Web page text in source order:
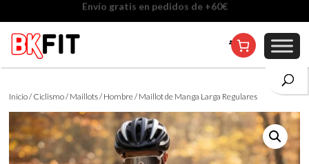
Cambio de talla incluido, excepto en personalizados
Inicio/ Ciclismo/ Maillots/ Hombre/ Maillot de Manga Larga Regulares